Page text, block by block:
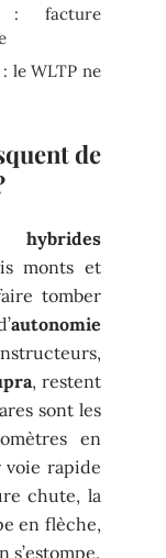
facture
le WLTP ne
de
hybrides
monts et
tomber
autonomie
, restent
sont les
en
voie rapide
chute, la
en flèche,
s’estompe.